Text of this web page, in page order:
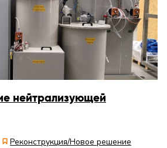
нейтрализующей
Реконструкция/Новое решение